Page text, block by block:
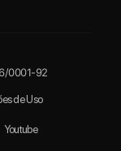
0001-92
de Uso
Youtube